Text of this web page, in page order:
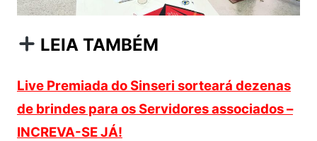
LEIA TAMBÉM
Live Premiada do Sinseri sorteará dezenas
de brindes para os Servidores associados –
INCREVA-SE JÁ!